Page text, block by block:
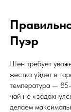
Пуэр
Шен требует
жестко уйдет в
температура —
чай не
делаем